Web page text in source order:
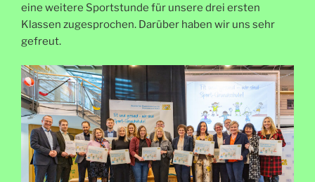
eine weitere Sportstunde für unsere drei ersten
Klassen zugesprochen. Darüber haben wir uns sehr
gefreut.